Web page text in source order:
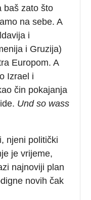
baš zato što
na sebe. A
i
i Gruzija)
Europom. A
Izrael i
čin pokajanja
Und so wass
njeni politički
je vrijeme,
najnoviji plan
novih čak